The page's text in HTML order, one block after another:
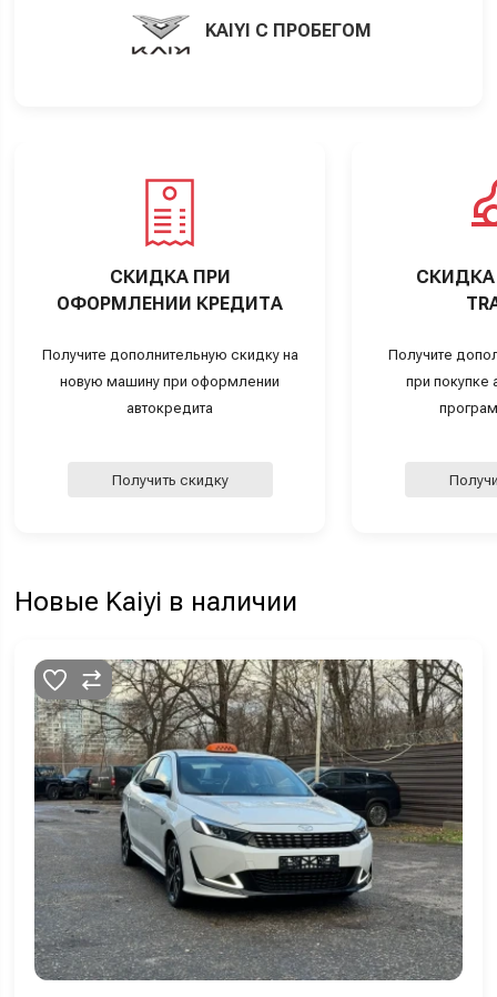
KAIYI С ПРОБЕГОМ
СКИДКА ПРИ
ОФОРМЛЕНИИ КРЕДИТА
Получите дополнительную скидку на
новую машину при оформлении
автокредита
Получить скидку
СКИДКА
Получите
при покупке
Новые Kaiyi в наличии